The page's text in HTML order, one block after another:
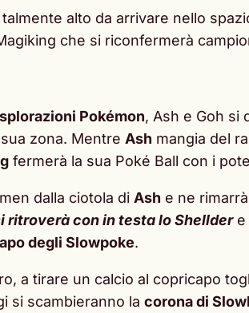
alto da arrivare nello
che si riconfermerà
Pokémon, Ash e Goh si
zona. Mentre Ash mangia del
fermerà la sua Poké Ball con i
dalla ciotola di Ash e ne
ritroverà con in testa lo Shelldere
degli Slowpoke.
a tirare un calcio al copricapo
si scambieranno la corona di